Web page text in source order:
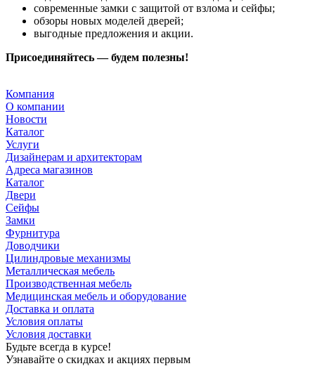
современные замки с защитой от взлома и сейфы;
обзоры новых моделей дверей;
выгодные предложения и акции.
Присоединяйтесь — будем полезны!
Компания
О компании
Новости
Каталог
Услуги
Дизайнерам и архитекторам
Адреса магазинов
Каталог
Двери
Сейфы
Замки
Фурнитура
Доводчики
Цилиндровые механизмы
Металлическая мебель
Производственная мебель
Медицинская мебель и оборудование
Доставка и оплата
Условия оплаты
Условия доставки
Будьте всегда в курсе!
Узнавайте о скидках и акциях первым